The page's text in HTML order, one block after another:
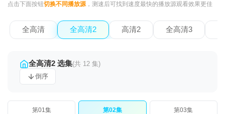
点击下面按钮切换不同播放源，测速后可找到速度最快的播放源观看效果更佳
全高清 全高清2 高清2 全高清3
全高清2 选集(共 12 集)
倒序
第01集 第02集 第03集